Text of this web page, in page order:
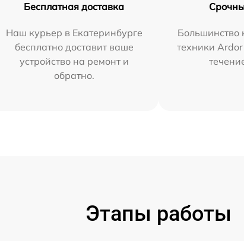
Бесплатная доставка
Наш курьер в Екатеринбурге
бесплатно доставит ваше
устройство на ремонт и
обратно.
Большинство
техники
Этапы работы